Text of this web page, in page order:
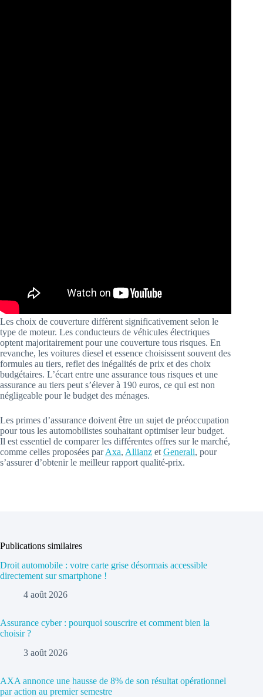
Les choix de couverture diffèrent significativement selon le
type de moteur. Les conducteurs de véhicules électriques
optent majoritairement pour une couverture tous risques. En
revanche, les voitures diesel et essence choisissent souvent des
formules au tiers, reflet des inégalités de prix et des choix
budgétaires. L’écart entre une assurance tous risques et une
assurance au tiers peut s’élever à 190 euros, ce qui est non
négligeable pour le budget des ménages.
Les primes d’assurance doivent être un sujet de préoccupation
pour tous les automobilistes souhaitant optimiser leur budget.
Il est essentiel de comparer les différentes offres sur le marché,
comme celles proposées parAxa, Allianz et Generali, pour
s’assurer d’obtenir le meilleur rapport qualité-prix.
Publications similaires
Droit automobile : votre carte grise désormais accessible
directement sur smartphone !
4 août 2026
Assurance cyber : pourquoi souscrire et comment bien la
choisir ?
3 août 2026
AXA annonce une hausse de 8% de son résultat opérationnel
par action au premier semestre